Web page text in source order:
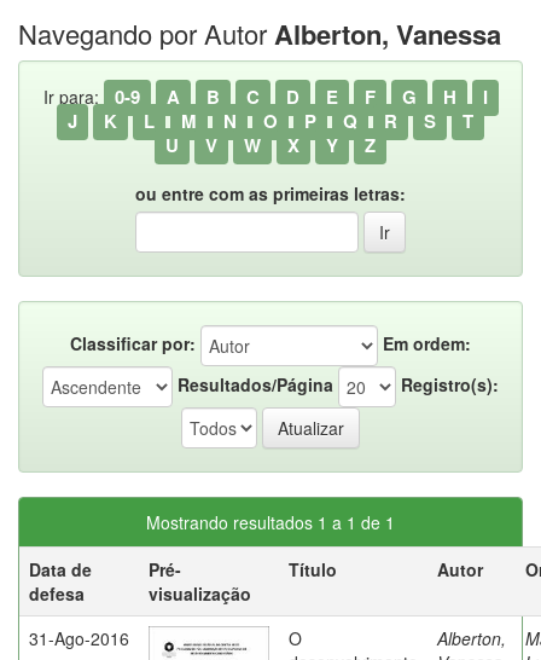
Navegando por AutorAlberton, Vanessa
Ir para: 0-9 A B C D E F G H
I
J
K L M N O P Q R S
T
U
V W X Y Z
ou entre com as primeiras letras:
Classificar por:
Em ordem:
Resultados/Página
Registro(s):
Mostrando resultados 1 a 1 de 1
Data de
defesa
Pré-
visualização
Título Autor
31-Ago-2016
O
Alberton,